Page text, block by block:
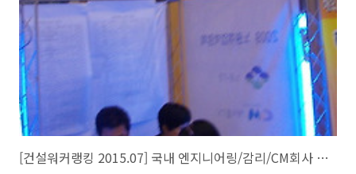
코오롱글로벌, 쌍용건설, 금호건설, 한진중공업, 태영건설..
[건설워커랭킹 2015.07] 국내 엔지니어링/감리/CM회사 톱 10